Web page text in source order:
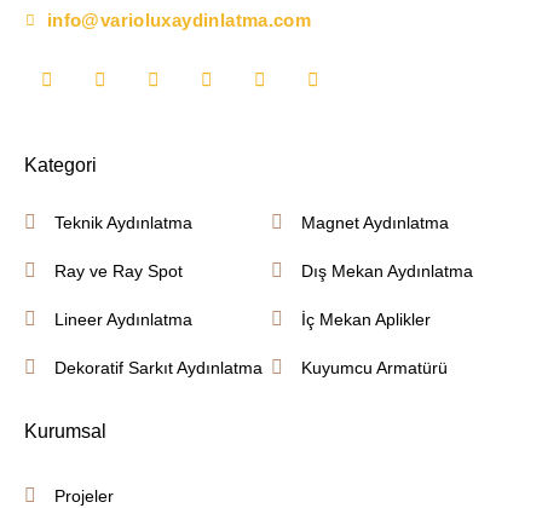
info@varioluxaydinlatma.com
Kategori
Teknik Aydınlatma
Ray ve Ray Spot
Lineer Aydınlatma
Dekoratif Sarkıt Aydınlatma
Magnet Aydınlatma
Dış Mekan Aydınlatma
İç Mekan Aplikler
Kuyumcu Armatürü
Kurumsal
Projeler